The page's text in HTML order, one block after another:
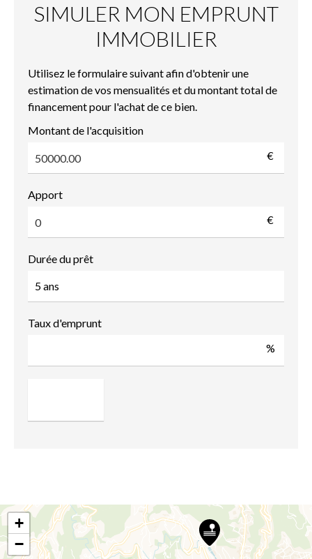
SIMULER MON EMPRUNT
IMMOBILIER
Utilisez le formulaire suivant afin d'obtenir une
estimation de vos mensualités et du montant total de
financement pour l'achat de ce bien.
Montant de l'acquisition
€
Apport
€
Durée du prêt
Taux d'emprunt
%
+
−